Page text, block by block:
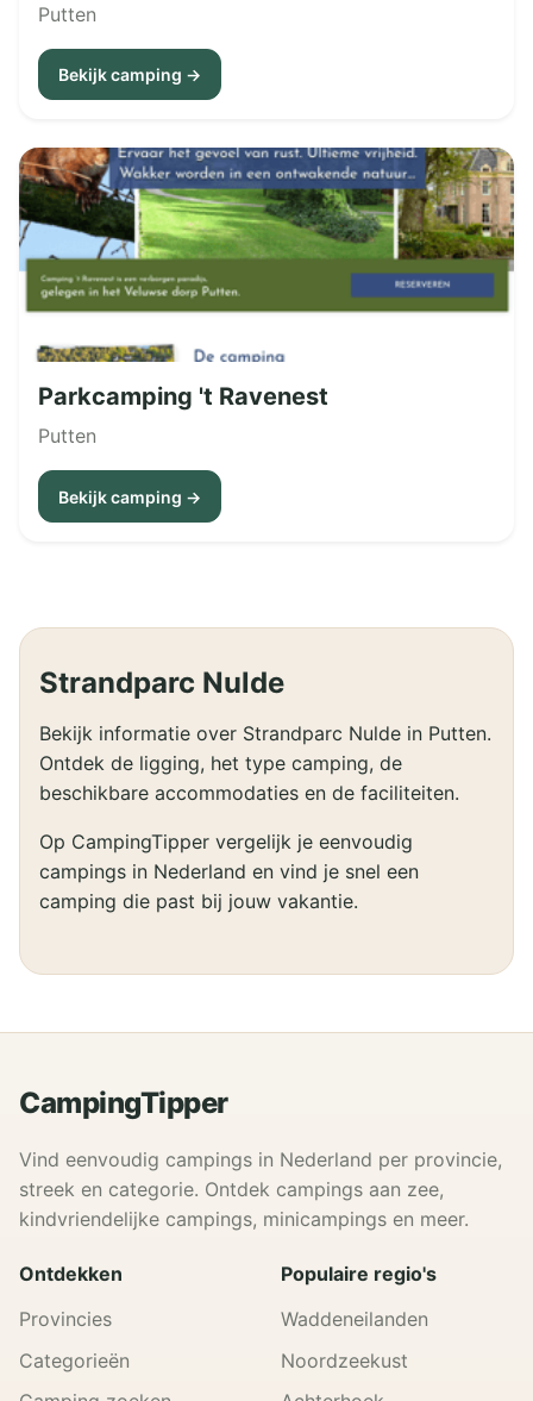
Putten
Bekijk camping →
Parkcamping 't Ravenest
Putten
Bekijk camping →
Strandparc Nulde
Bekijk informatie over Strandparc Nulde in Putten.
Ontdek de ligging, het type camping, de
beschikbare accommodaties en de faciliteiten.
Op CampingTipper vergelijk je eenvoudig
campings in Nederland en vind je snel een
camping die past bij jouw vakantie.
CampingTipper
Vind eenvoudig campings in Nederland per provincie,
streek en categorie. Ontdek campings aan zee,
kindvriendelijke campings, minicampings en meer.
Ontdekken
Provincies
Categorieën
Populaire regio's
Waddeneilanden
Noordzeekust